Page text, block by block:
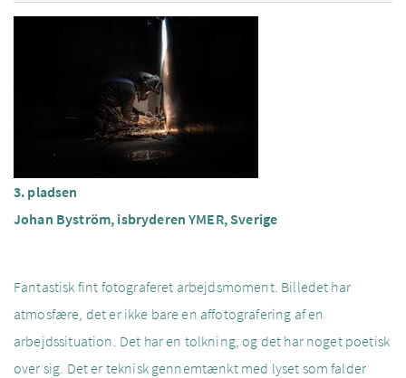
3. pladsen
Johan Byström, isbryderen YMER, Sverige
Fantastisk fint fotograferet arbejdsmoment. Billedet har
atmosfære, det er ikke bare en affotografering af en
arbejdssituation. Det har en tolkning, og det har noget poetisk
over sig. Det er teknisk gennemtænkt med lyset som falder